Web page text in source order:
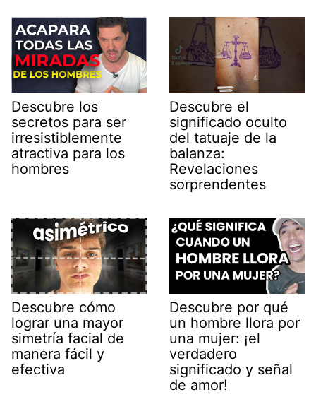
Descubre los
secretos para ser
irresistiblemente
atractiva para los
hombres
Descubre el
significado oculto
del tatuaje de la
balanza:
Revelaciones
sorprendentes
Descubre cómo
lograr una mayor
simetría facial de
manera fácil y
efectiva
Descubre por qué
un hombre llora por
una mujer: ¡el
verdadero
significado y señal
de amor!